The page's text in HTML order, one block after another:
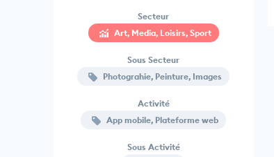
Secteur
Art, Media, Loisirs, Sport
Sous Secteur
Photograhie, Peinture, Images
Activité
App mobile, Plateforme web
Sous Activité